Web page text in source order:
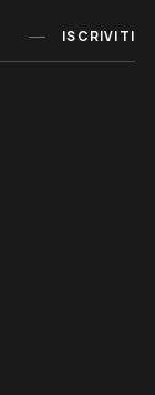
ISCRIVITI